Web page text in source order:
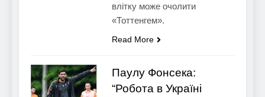
влітку може очолити
«Тоттенгем».
Read More
Паулу Фонсека:
“Робота в Україні